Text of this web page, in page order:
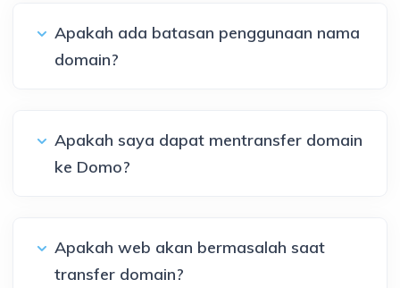
Apakah ada batasan penggunaan nama
domain?
Apakah saya dapat mentransfer domain
ke Domo?
Apakah web akan bermasalah saat
transfer domain?